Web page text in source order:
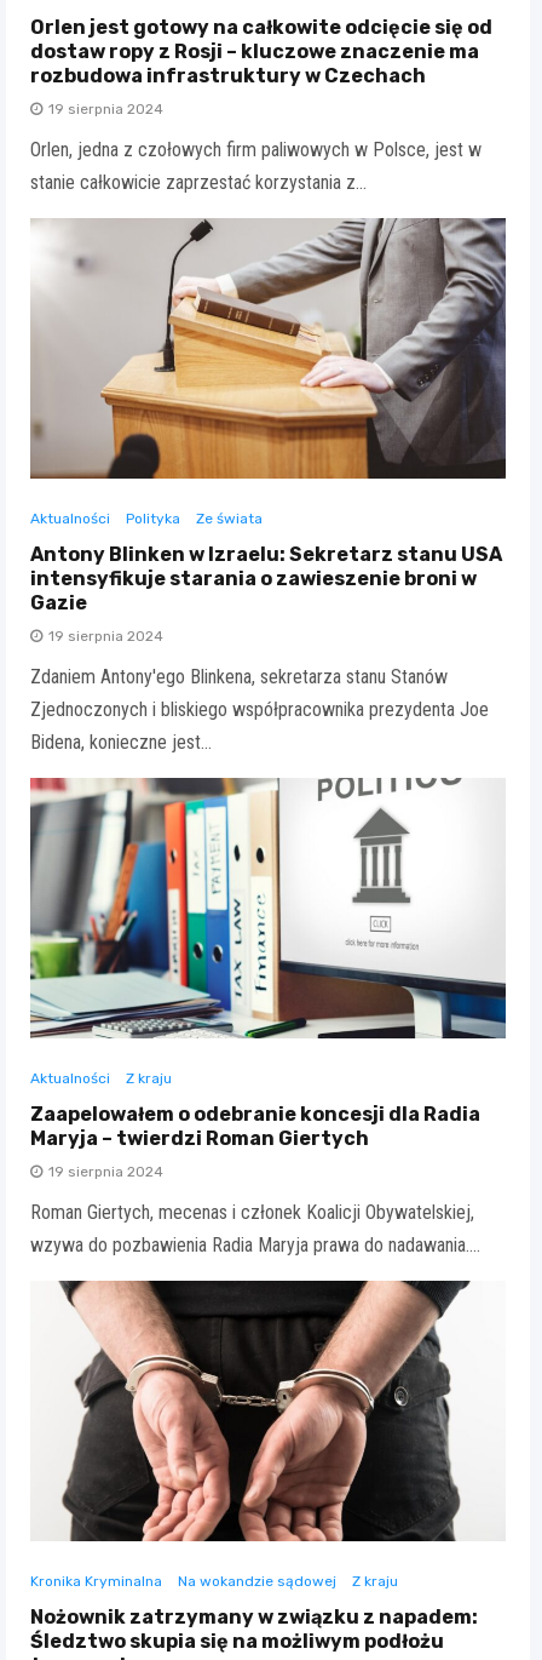
Orlen jest gotowy na całkowite odcięcie się od
dostaw ropy z Rosji – kluczowe znaczenie ma
rozbudowa infrastruktury w Czechach
19 sierpnia 2024
Orlen, jedna z czołowych firm paliwowych w Polsce, jest w
stanie całkowicie zaprzestać korzystania z…
Aktualności Polityka Ze świata
Antony Blinken w Izraelu: Sekretarz stanu USA
intensyfikuje starania o zawieszenie broni w
Gazie
19 sierpnia 2024
Zdaniem Antony'ego Blinkena, sekretarza stanu Stanów
Zjednoczonych i bliskiego współpracownika prezydenta Joe
Bidena, konieczne jest…
Aktualności Z kraju
Zaapelowałem o odebranie koncesji dla Radia
Maryja – twierdzi Roman Giertych
19 sierpnia 2024
Roman Giertych, mecenas i członek Koalicji Obywatelskiej,
wzywa do pozbawienia Radia Maryja prawa do nadawania.…
Kronika Kryminalna Na wokandzie sądowej Z kraju
Nożownik zatrzymany w związku z napadem:
Śledztwo skupia się na możliwym podłożu